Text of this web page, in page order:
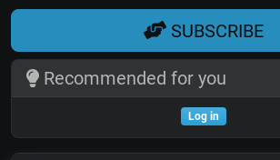
SUBSCRIBE
Recommended for you
Log in